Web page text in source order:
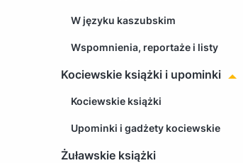
W języku kaszubskim
Wspomnienia, reportaże i listy
Kociewskie książki i upominki
Kociewskie książki
Upominki i gadżety kociewskie
Żuławskie książki